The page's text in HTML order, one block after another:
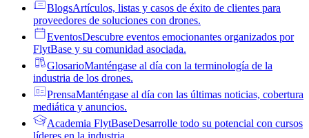
BlogsArtículos, listas y casos de éxito de clientes para
proveedores de soluciones con drones.
EventosDescubre eventos emocionantes organizados por
FlytBase y su comunidad asociada.
GlosarioManténgase al día con la terminología de la
industria de los drones.
PrensaManténgase al día con las últimas noticias, cobertura
mediática y anuncios.
Academia FlytBaseDesarrolle todo su potencial con cursos
líderes en la industria.